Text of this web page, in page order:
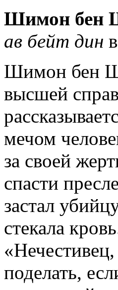
Шимон бен
ав бейт дин
Шимон бен
высшей
мечом
за своей
спасти
застал
стекала
поделать,